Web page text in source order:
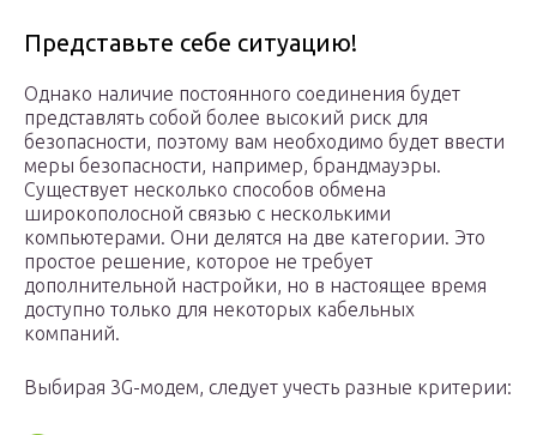
Представьте себе ситуацию!
Однако наличие постоянного соединения будет
представлять собой более высокий риск для
безопасности, поэтому вам необходимо будет ввести
меры безопасности, например, брандмауэры.
Существует несколько способов обмена
широкополосной связью с несколькими
компьютерами. Они делятся на две категории. Это
простое решение, которое не требует
дополнительной настройки, но в настоящее время
доступно только для некоторых кабельных
компаний.
Выбирая 3G-модем, следует учесть разные критерии: